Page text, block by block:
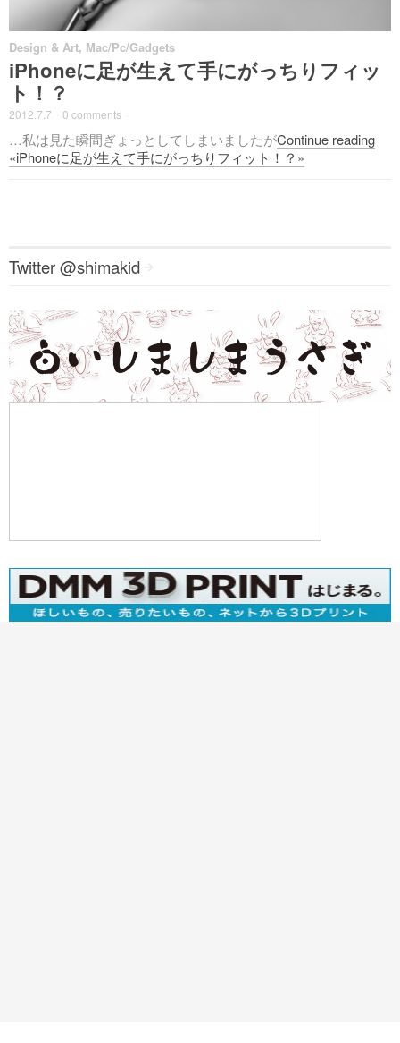
Design & Art, Mac/Pc/Gadgets
iPhoneに足が生えて手にがっちりフィッ
ト！？
2012.7.7 0 comments
…私は見た瞬間ぎょっとしてしまいましたがContinue reading
«iPhoneに足が生えて手にがっちりフィット！？»
Twitter @shimakid